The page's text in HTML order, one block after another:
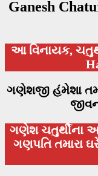
Ganesh
આ વિનાયક,
ગણેશજી હંમેશા
ગણેશ ચતુર્થીના
ગણપતિ